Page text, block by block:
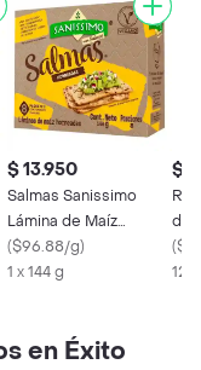
$ 13.950
Salmas Sanissimo
Lámina de Maíz
Horneadas
($96.88/g)
1 x 144 g
$
de
(
120
en Éxito